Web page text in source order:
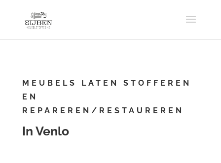
MEUBELS LATEN STOFFEREN
EN
REPAREREN/RESTAUREREN
In Venlo